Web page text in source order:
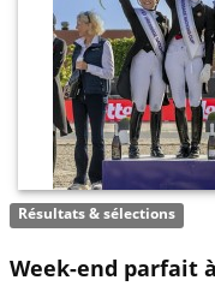
Résultats & sélections
Week-end parfait